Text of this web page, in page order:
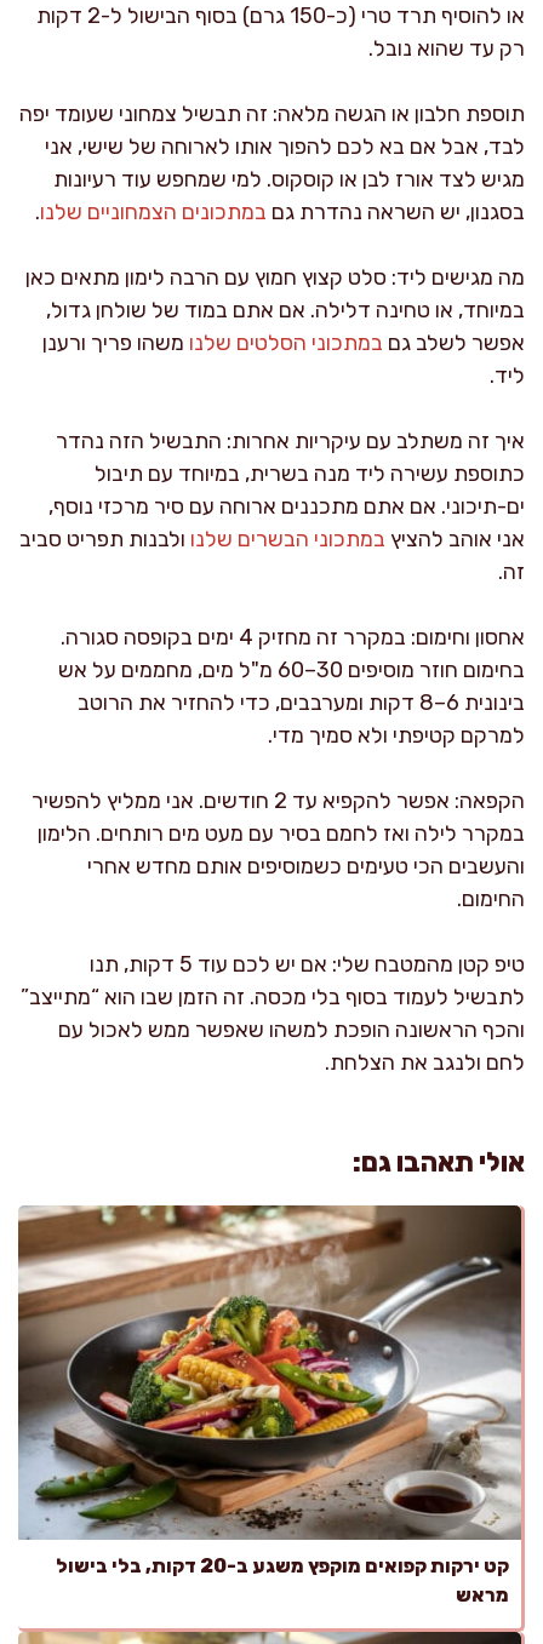
או להוסיף תרד טרי (כ-150 גרם) בסוף הבישול ל-2 דקות
רק עד שהוא נובל.
תוספת חלבון או הגשה מלאה: זה תבשיל צמחוני שעומד יפה
לבד, אבל אם בא לכם להפוך אותו לארוחה של שישי, אני
מגיש לצד אורז לבן או קוסקוס. למי שמחפש עוד רעיונות
בסגנון, יש השראה נהדרת גם במתכונים הצמחוניים שלנו.
מה מגישים ליד: סלט קצוץ חמוץ עם הרבה לימון מתאים כאן
במיוחד, או טחינה דלילה. אם אתם במוד של שולחן גדול,
אפשר לשלב גם במתכוני הסלטים שלנו משהו פריך ורענן
ליד.
איך זה משתלב עם עיקריות אחרות: התבשיל הזה נהדר
כתוספת עשירה ליד מנה בשרית, במיוחד עם תיבול
ים-תיכוני. אם אתם מתכננים ארוחה עם סיר מרכזי נוסף,
אני אוהב להציץ במתכוני הבשרים שלנו ולבנות תפריט סביב
זה.
אחסון וחימום: במקרר זה מחזיק 4 ימים בקופסה סגורה.
בחימום חוזר מוסיפים 30–60 מ"ל מים, מחממים על אש
בינונית 6–8 דקות ומערבבים, כדי להחזיר את הרוטב
למרקם קטיפתי ולא סמיך מדי.
הקפאה: אפשר להקפיא עד 2 חודשים. אני ממליץ להפשיר
במקרר לילה ואז לחמם בסיר עם מעט מים רותחים. הלימון
והעשבים הכי טעימים כשמוסיפים אותם מחדש אחרי
החימום.
טיפ קטן מהמטבח שלי: אם יש לכם עוד 5 דקות, תנו
לתבשיל לעמוד בסוף בלי מכסה. זה הזמן שבו הוא “מתייצב”
והכף הראשונה הופכת למשהו שאפשר ממש לאכול עם
לחם ולנגב את הצלחת.
אולי תאהבו גם:
קט ירקות קפואים מוקפץ משגע ב-20 דקות, בלי בישול
מראש